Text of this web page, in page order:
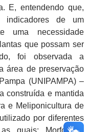
E, entendendo que,
indicadores de um
uma necessidade
que possam ser
foi observada a
área de preservação
(UNIPAMPA) –
construída e mantida
e Meliponicultura de
por diferentes
quais: Morfologia